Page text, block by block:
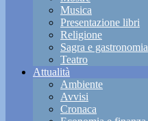
Musica
Presentazione libri
Religione
Sagra e gastronomia
Teatro
Attualità
Ambiente
Avvisi
Cronaca